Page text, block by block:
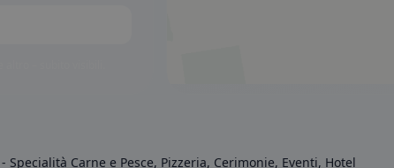
- Specialità Carne e Pesce, Pizzeria, Cerimonie, Eventi, Hotel